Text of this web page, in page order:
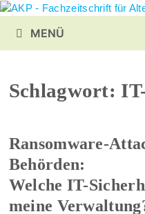
Zurück
Inhalt
MENÜ
Schlagwort:
Ransomware-
Behörden:
Welche IT-
meine